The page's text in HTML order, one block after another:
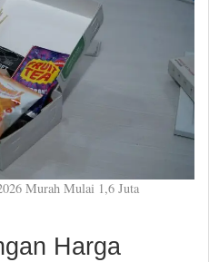
Murah Mulai 1,6 Juta
Harga